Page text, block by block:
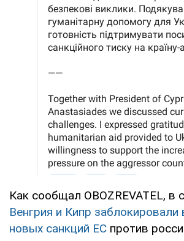
Как сообщал OBOZREVATEL, в
Венгрия и Кипр заблокировали
новых санкций ЕС против